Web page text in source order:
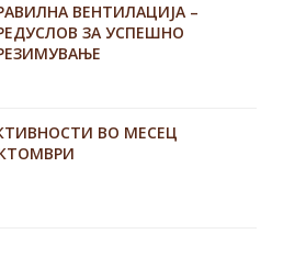
ВЕНТИЛАЦИЈА –
ЗА УСПЕШНО
ВО МЕСЕЦ